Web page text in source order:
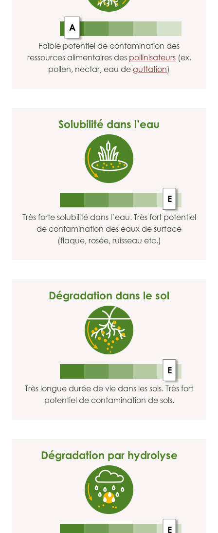
A
Faible potentiel de contamination des
ressources alimentaires des pollinisateurs(ex.
pollen, nectar, eau de guttation)
Solubilité dans l’eau
E
Très forte solubilité dans l’eau. Très fort potentiel
de contamination des eaux de surface
(flaque, rosée, ruisseau etc.)
Dégradation dans le sol
E
Très longue durée de vie dans les sols. Très fort
potentiel de contamination de sols.
Dégradation par hydrolyse
E